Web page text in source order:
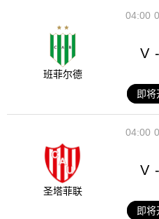
04:00
班菲尔德
V -
即将
04:00
圣塔菲联
V -
即将